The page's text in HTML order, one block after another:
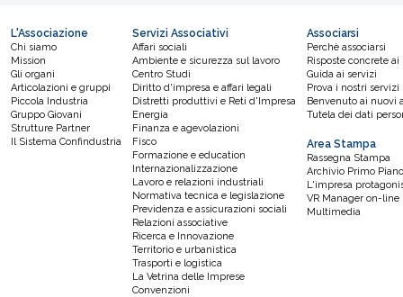
L'Associazione
Chi siamo
Mission
Gli organi
Articolazioni e gruppi
Piccola Industria
Gruppo Giovani
Strutture Partner
Il Sistema Confindustria
Servizi Associativi
Affari sociali
Ambiente e sicurezza sul lavoro
Centro Studi
Diritto d'impresa e affari legali
Distretti produttivi e Reti d'Impresa
Energia
Finanza e agevolazioni
Fisco
Formazione e education
Internazionalizzazione
Lavoro e relazioni industriali
Normativa tecnica e legislazione
Previdenza e assicurazioni sociali
Relazioni associative
Ricerca e Innovazione
Territorio e urbanistica
Trasporti e logistica
La Vetrina delle Imprese
Convenzioni
Associarsi
Perchè associarsi
Risposte concrete
Guida ai servizi
Prova i nostri servizi
Benvenuto ai nuovi
Tutela dei dati
Area Stampa
Rassegna Stampa
Archivio Primo Piano
L'impresa
VR Manager on-line
Multimedia